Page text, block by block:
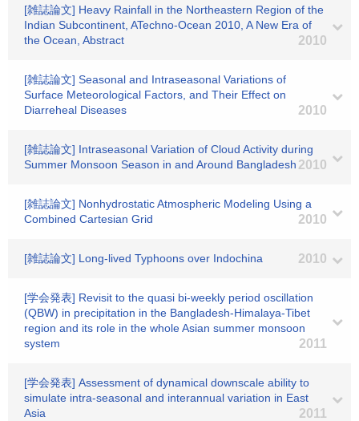
[雑誌論文] Heavy Rainfall in the Northeastern Region of the
Indian Subcontinent, ATechno-Ocean 2010, A New Era of
the Ocean, Abstract
2010
[雑誌論文] Seasonal and Intraseasonal Variations of
Surface Meteorological Factors, and Their Effect on
Diarreheal Diseases
2010
[雑誌論文] Intraseasonal Variation of Cloud Activity during
Summer Monsoon Season in and Around Bangladesh 2010
[雑誌論文] Nonhydrostatic Atmospheric Modeling Using a
Combined Cartesian Grid
2010
[雑誌論文] Long-lived Typhoons over Indochina 2010
[学会発表] Revisit to the quasi bi-weekly period oscillation
(QBW) in precipitation in the Bangladesh-Himalaya-Tibet
region and its role in the whole Asian summer monsoon
system
2011
[学会発表] Assessment of dynamical downscale ability to
simulate intra-seasonal and interannual variation in East
Asia
2011